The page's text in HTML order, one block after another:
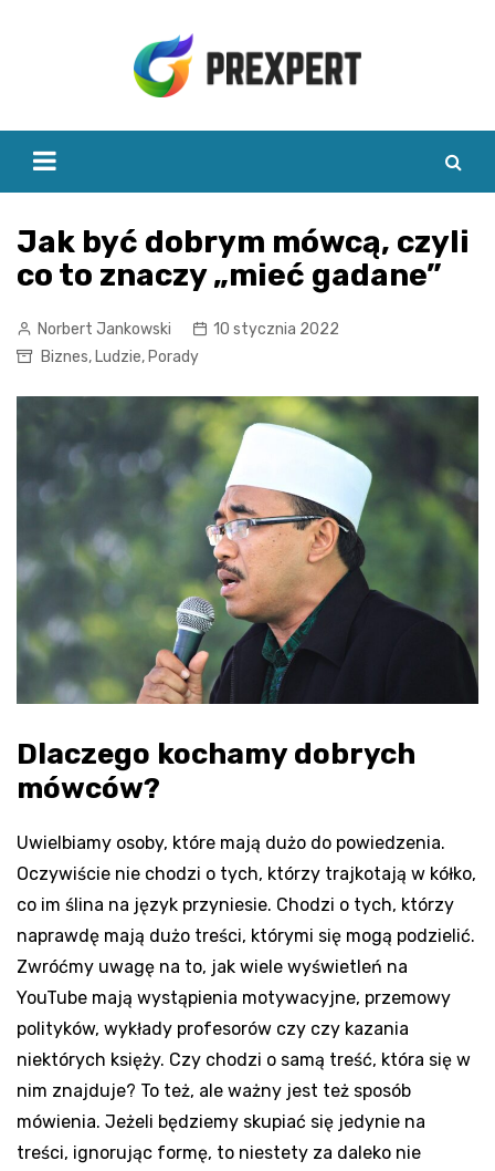
Jak być dobrym mówcą, czyli
co to znaczy „mieć gadane”
Norbert Jankowski
10 stycznia 2022
Biznes, Ludzie, Porady
Dlaczego kochamy dobrych
mówców?
Uwielbiamy osoby, które mają dużo do powiedzenia.
Oczywiście nie chodzi o tych, którzy trajkotają w kółko,
co im ślina na język przyniesie. Chodzi o tych, którzy
naprawdę mają dużo treści, którymi się mogą podzielić.
Zwróćmy uwagę na to, jak wiele wyświetleń na
YouTube mają wystąpienia motywacyjne, przemowy
polityków, wykłady profesorów czy czy kazania
niektórych księży. Czy chodzi o samą treść, która się w
nim znajduje? To też, ale ważny jest też sposób
mówienia. Jeżeli będziemy skupiać się jedynie na
treści, ignorując formę, to niestety za daleko nie